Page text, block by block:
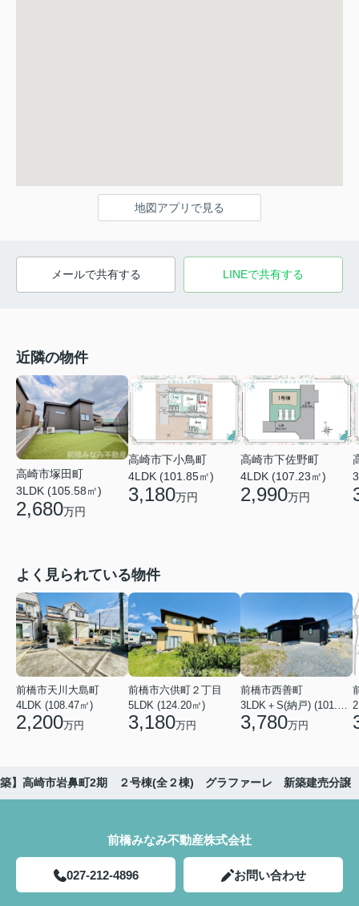
地図アプリで見る
メールで共有する LINEで共有する
近隣の物件
高崎市塚田町
3LDK (105.58㎡)
2,680万円
高崎市下小鳥町
4LDK (101.85㎡)
3,180万円
高崎市下佐野町
4LDK (107.23㎡)
2,990万円
よく見られている物件
前橋市天川大島町
4LDK (108.47㎡)
2,200万円
前橋市六供町２丁目
5LDK (124.20㎡)
3,180万円
前橋市西善町
3LDK＋S(納戸) (101.02㎡)
3,780万円
】高崎市岩鼻町2期 ２号棟(全２棟) グラファーレ 新築建売分譲
前橋みなみ不動産株式会社
027-212-4896 お問い合わせ